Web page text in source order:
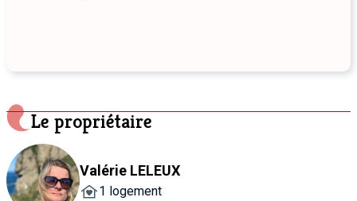
Le propriétaire
Valérie LELEUX
1 logement